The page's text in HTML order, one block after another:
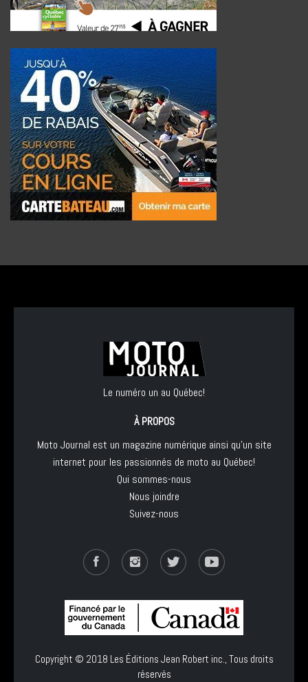
Le numéro un au Québec!
À PROPOS
Moto Journal est un magazine numérique ainsi qu'un site
internet pour les passionnés de moto au Québec!
Qui sommes-nous
Nous joindre
Suivez-nous
Copyright © 2018 Les Éditions Jean Robert inc., Tous droits
réservés